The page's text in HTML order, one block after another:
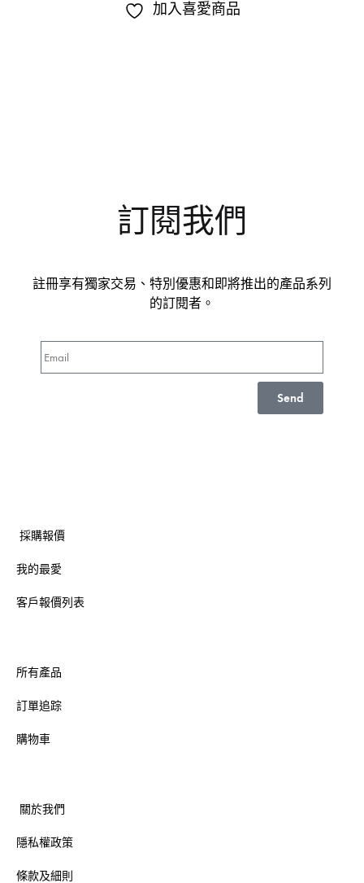
加入喜愛商品
訂閱我們
註冊享有獨家交易、特別優惠和即將推出的產品系列
的訂閱者。
Send
採購報價
我的最愛
客戶報價列表
所有產品
訂單追踪
購物車
關於我們
隱私權政策
條款及細則